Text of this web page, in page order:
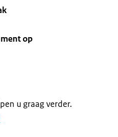
op
u graag verder.